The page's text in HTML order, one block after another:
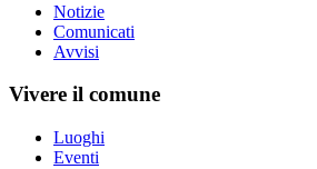
Notizie
Comunicati
Avvisi
Vivere il comune
Luoghi
Eventi